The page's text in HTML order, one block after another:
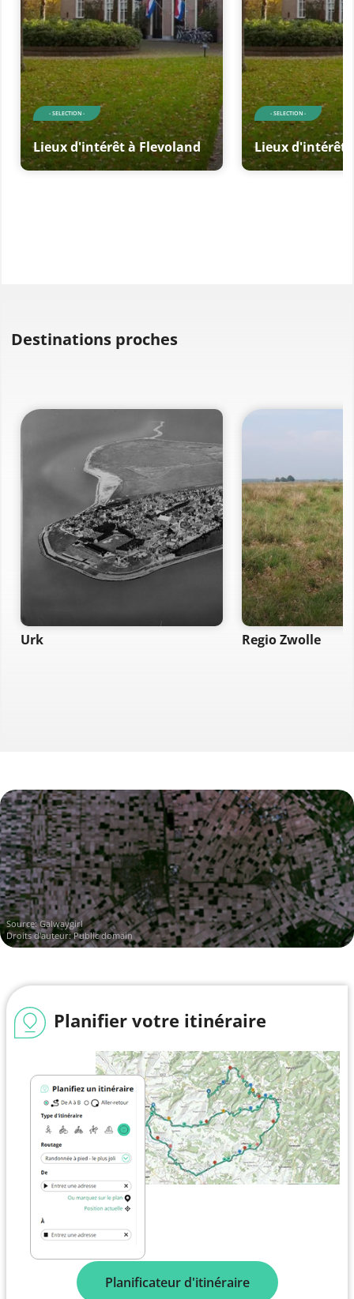
- SELECTION -
Lieux d'intérêt à Flevoland
- SELECTION -
Lieux d'intérêt
Destinations proches
Urk Regio Zwolle
Source:Galwaygirl
Droits d'auteur: Public domain
Planifier votre itinéraire
Planificateur d'itinéraire